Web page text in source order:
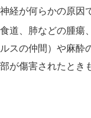
神経が何らかの原因
食道、肺などの腫瘍、
ルスの仲間）や麻酔
部が傷害されたとき